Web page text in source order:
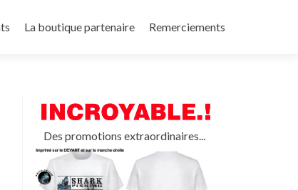
La boutique partenaire Remerciements
Des promotions extraordinaires...